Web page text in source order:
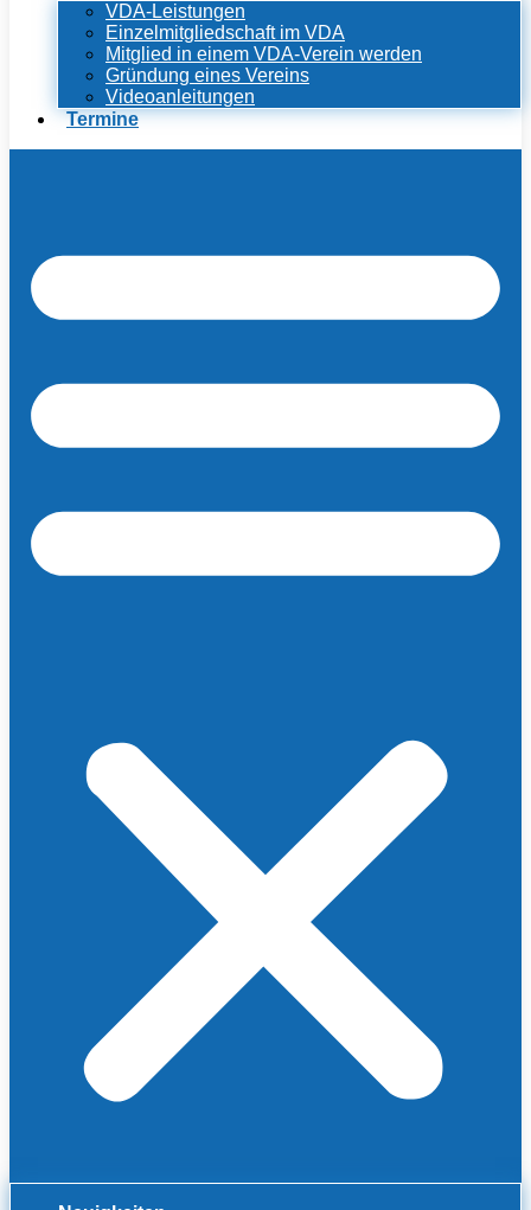
VDA-Leistungen
Einzelmitgliedschaft im VDA
Mitglied in einem VDA-Verein werden
Gründung eines Vereins
Videoanleitungen
Termine